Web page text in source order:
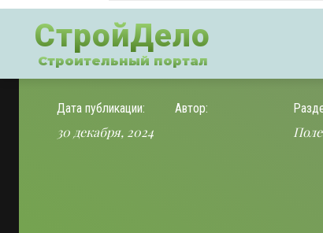
СтройДело
Строительный портал
Дата публикации:
30 декабря, 2024
Автор: